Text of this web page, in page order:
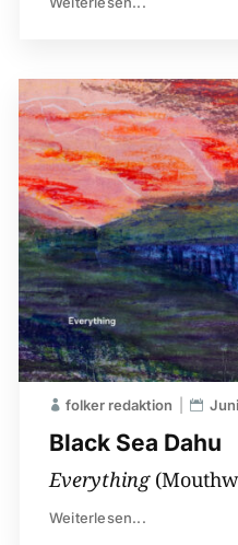
Black Sea Dahu
folker redaktion
Everything
Weiterlesen...